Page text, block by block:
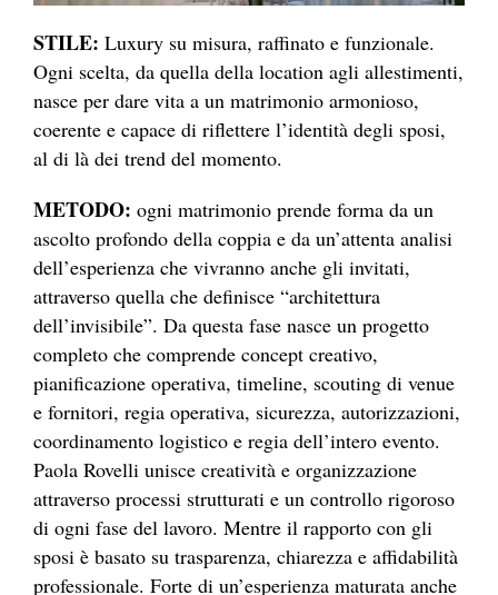
STILE: Luxury su misura, raffinato e funzionale.
Ogni scelta, da quella della location agli allestimenti,
nasce per dare vita a un matrimonio armonioso,
coerente e capace di riflettere l’identità degli sposi,
al di là dei trend del momento.
METODO: ogni matrimonio prende forma da un
ascolto profondo della coppia e da un’attenta analisi
dell’esperienza che vivranno anche gli invitati,
attraverso quella che definisce “architettura
dell’invisibile”. Da questa fase nasce un progetto
completo che comprende concept creativo,
pianificazione operativa, timeline, scouting di venue
e fornitori, regia operativa, sicurezza, autorizzazioni,
coordinamento logistico e regia dell’intero evento.
Paola Rovelli unisce creatività e organizzazione
attraverso processi strutturati e un controllo rigoroso
di ogni fase del lavoro. Mentre il rapporto con gli
sposi è basato su trasparenza, chiarezza e affidabilità
professionale. Forte di un’esperienza maturata anche